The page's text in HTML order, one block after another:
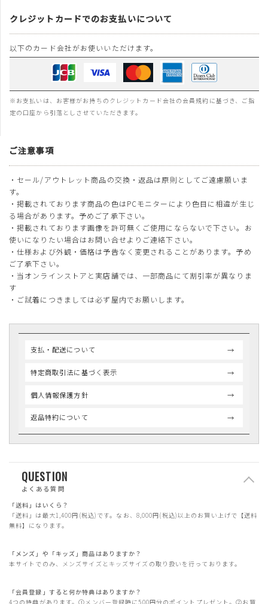
クレジットカードでのお支払いについて
以下のカード会社がお使いいただけます。
※お支払いは、お客様がお持ちのクレジットカード会社の会員規約に基づき、ご指
定の口座から引落としさせていただきます。
ご注意事項
・セール/アウトレット商品の交換・返品は原則としてご遠慮願いま
す。
・掲載されております商品の色はPCモニターにより色目に相違が生じ
る場合があります。予めご了承下さい。
・掲載されております画像を許可無くご使用にならないで下さい。お
使いになりたい場合はお問い合せよりご連絡下さい。
・仕様および外観・価格は予告なく変更されることがあります。予め
ご了承下さい。
・当オンラインストアと実店舗では、一部商品にて割引率が異なりま
す
・ご試着につきましては必ず屋内でお願いします。
支払・配送について
特定商取引法に基づく表示
個人情報保護方針
返品特約について
QUESTION
よくある質問
「送料」はいくら？
「送料」は最大1,400円(税込)です。なお、8,000円(税込)以上のお買い上げで【送料
無料】になります。
「メンズ」や「キッズ」商品はありますか？
本サイトでのみ、メンズサイズとキッズサイズの取り扱いを行っております。
「会員登録」すると何か特典はありますか？
4つの特典があります。①メンバー登録時に500円分のポイントプレゼント。②お買